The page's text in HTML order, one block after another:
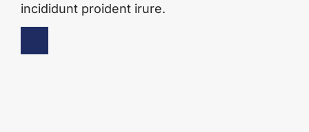
incididunt proident irure.